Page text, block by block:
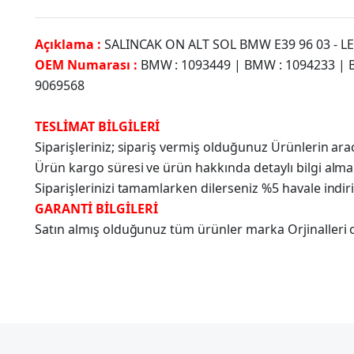
Açıklama : SALINCAK ON ALT SOL BMW E39 96 03 -
OEM Numarası : BMW : 1093449 | BMW : 1094233 |
9069568
TESLİMAT BİLGİLERİ
Siparişleriniz; sipariş vermiş olduğunuz Ürünlerin
Ürün kargo süresi ve ürün hakkında detaylı bilgi
Siparişlerinizi tamamlarken dilerseniz %5 havale
GARANTİ BİLGİLERİ
Satın almış olduğunuz tüm ürünler marka Orjinalleri